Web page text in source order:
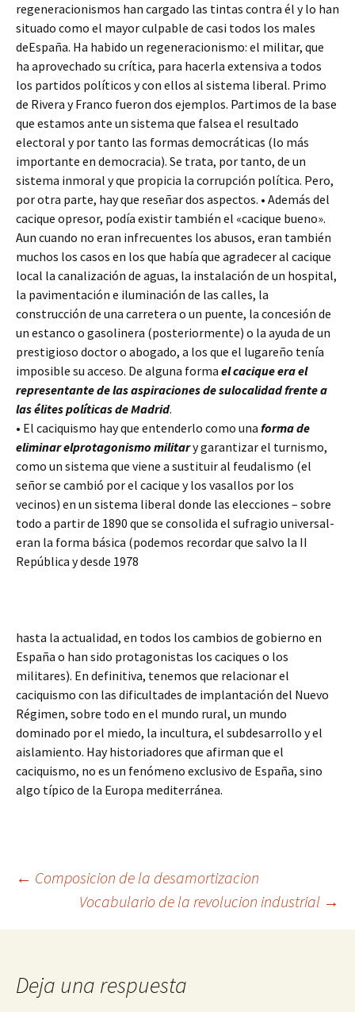
regeneracionismos han cargado las tintas contra él y lo han
situado como el mayor culpable de casi todos los males
deEspaña. Ha habido un regeneracionismo: el militar, que
ha aprovechado su crítica, para hacerla extensiva a todos
los partidos políticos y con ellos al sistema liberal. Primo
de Rivera y Franco fueron dos ejemplos. Partimos de la base
que estamos ante un sistema que falsea el resultado
electoral y por tanto las formas democráticas (lo más
importante en democracia). Se trata, por tanto, de un
sistema inmoral y que propicia la corrupción política. Pero,
por otra parte, hay que reseñar dos aspectos. • Además del
cacique opresor, podía existir también el «cacique bueno».
Aun cuando no eran infrecuentes los abusos, eran también
muchos los casos en los que había que agradecer al cacique
local la canalización de aguas, la instalación de un hospital,
la pavimentación e iluminación de las calles, la
construcción de una carretera o un puente, la concesión de
un estanco o gasolinera (posteriormente) o la ayuda de un
prestigioso doctor o abogado, a los que el lugareño tenía
imposible su acceso. De alguna forma el cacique era el
representante de las aspiraciones de sulocalidad frente a
las élites políticas de Madrid.
• El caciquismo hay que entenderlo como una forma de
eliminar elprotagonismo military garantizar el turnismo,
como un sistema que viene a sustituir al feudalismo (el
señor se cambió por el cacique y los vasallos por los
vecinos) en un sistema liberal donde las elecciones – sobre
todo a partir de 1890 que se consolida el sufragio universal-
eran la forma básica (podemos recordar que salvo la II
República y desde 1978
hasta la actualidad, en todos los cambios de gobierno en
España o han sido protagonistas los caciques o los
militares). En definitiva, tenemos que relacionar el
caciquismo con las dificultades de implantación del Nuevo
Régimen, sobre todo en el mundo rural, un mundo
dominado por el miedo, la incultura, el subdesarrollo y el
aislamiento. Hay historiadores que afirman que el
caciquismo, no es un fenómeno exclusivo de España, sino
algo típico de la Europa mediterránea.
Navegación
de
entradas
← Composicion de la desamortizacion
Vocabulario de la revolucion industrial →
Deja una respuesta